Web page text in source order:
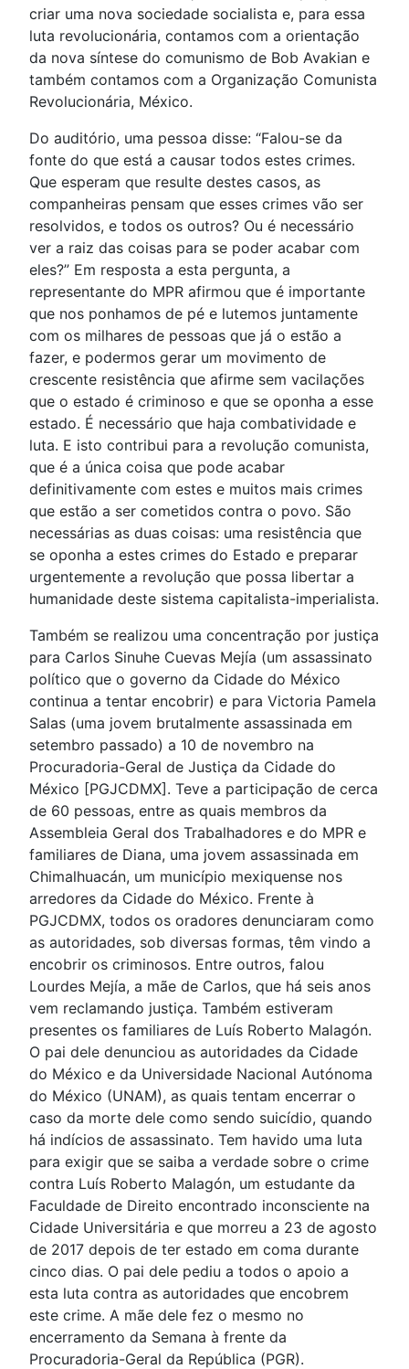
criar uma nova sociedade socialista e, para essa
luta revolucionária, contamos com a orientação
da nova síntese do comunismo de Bob Avakian e
também contamos com a Organização Comunista
Revolucionária, México.
Do auditório, uma pessoa disse: “Falou-se da
fonte do que está a causar todos estes crimes.
Que esperam que resulte destes casos, as
companheiras pensam que esses crimes vão ser
resolvidos, e todos os outros? Ou é necessário
ver a raiz das coisas para se poder acabar com
eles?” Em resposta a esta pergunta, a
representante do MPR afirmou que é importante
que nos ponhamos de pé e lutemos juntamente
com os milhares de pessoas que já o estão a
fazer, e podermos gerar um movimento de
crescente resistência que afirme sem vacilações
que o estado é criminoso e que se oponha a esse
estado. É necessário que haja combatividade e
luta. E isto contribui para a revolução comunista,
que é a única coisa que pode acabar
definitivamente com estes e muitos mais crimes
que estão a ser cometidos contra o povo. São
necessárias as duas coisas: uma resistência que
se oponha a estes crimes do Estado e preparar
urgentemente a revolução que possa libertar a
humanidade deste sistema capitalista-imperialista.
Também se realizou uma concentração por justiça
para Carlos Sinuhe Cuevas Mejía (um assassinato
político que o governo da Cidade do México
continua a tentar encobrir) e para Victoria Pamela
Salas (uma jovem brutalmente assassinada em
setembro passado) a 10 de novembro na
Procuradoria-Geral de Justiça da Cidade do
México [PGJCDMX]. Teve a participação de cerca
de 60 pessoas, entre as quais membros da
Assembleia Geral dos Trabalhadores e do MPR e
familiares de Diana, uma jovem assassinada em
Chimalhuacán, um município mexiquense nos
arredores da Cidade do México. Frente à
PGJCDMX, todos os oradores denunciaram como
as autoridades, sob diversas formas, têm vindo a
encobrir os criminosos. Entre outros, falou
Lourdes Mejía, a mãe de Carlos, que há seis anos
vem reclamando justiça. Também estiveram
presentes os familiares de Luís Roberto Malagón.
O pai dele denunciou as autoridades da Cidade
do México e da Universidade Nacional Autónoma
do México (UNAM), as quais tentam encerrar o
caso da morte dele como sendo suicídio, quando
há indícios de assassinato. Tem havido uma luta
para exigir que se saiba a verdade sobre o crime
contra Luís Roberto Malagón, um estudante da
Faculdade de Direito encontrado inconsciente na
Cidade Universitária e que morreu a 23 de agosto
de 2017 depois de ter estado em coma durante
cinco dias. O pai dele pediu a todos o apoio a
esta luta contra as autoridades que encobrem
este crime. A mãe dele fez o mesmo no
encerramento da Semana à frente da
Procuradoria-Geral da República (PGR).